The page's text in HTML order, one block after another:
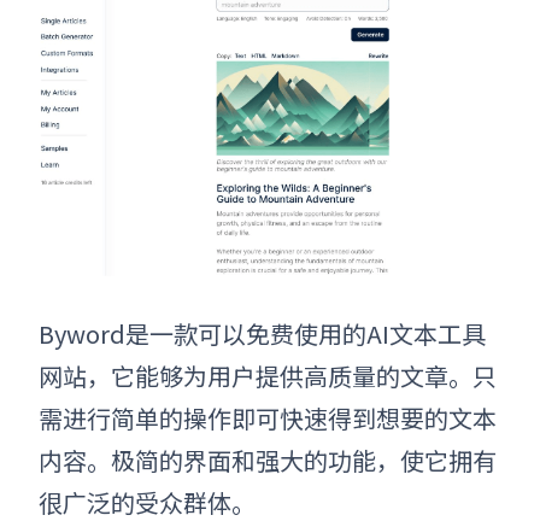
Byword是一款可以免费使用的AI文本工具
网站，它能够为用户提供高质量的文章。只
需进行简单的操作即可快速得到想要的文本
内容。极简的界面和强大的功能，使它拥有
很广泛的受众群体。